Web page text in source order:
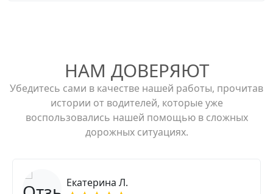
НАМ ДОВЕРЯЮТ
Убедитесь сами в качестве нашей работы, прочитав
истории от водителей, которые уже
воспользовались нашей помощью в сложных
дорожных ситуациях.
Екатерина Л.